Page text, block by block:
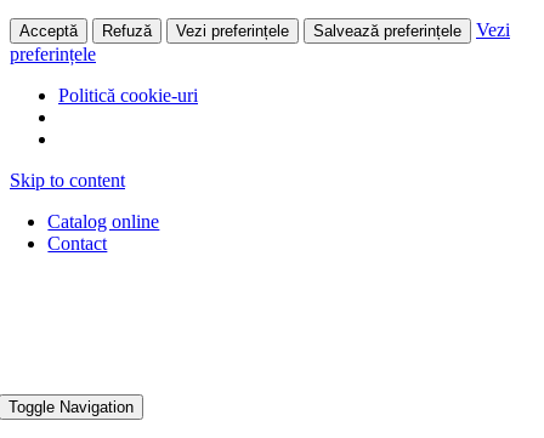
Acceptă Refuză Vezi preferințele Salvează preferințele
Vezi
preferințele
Politică cookie-uri
Skip to content
Catalog online
Contact
Toggle Navigation